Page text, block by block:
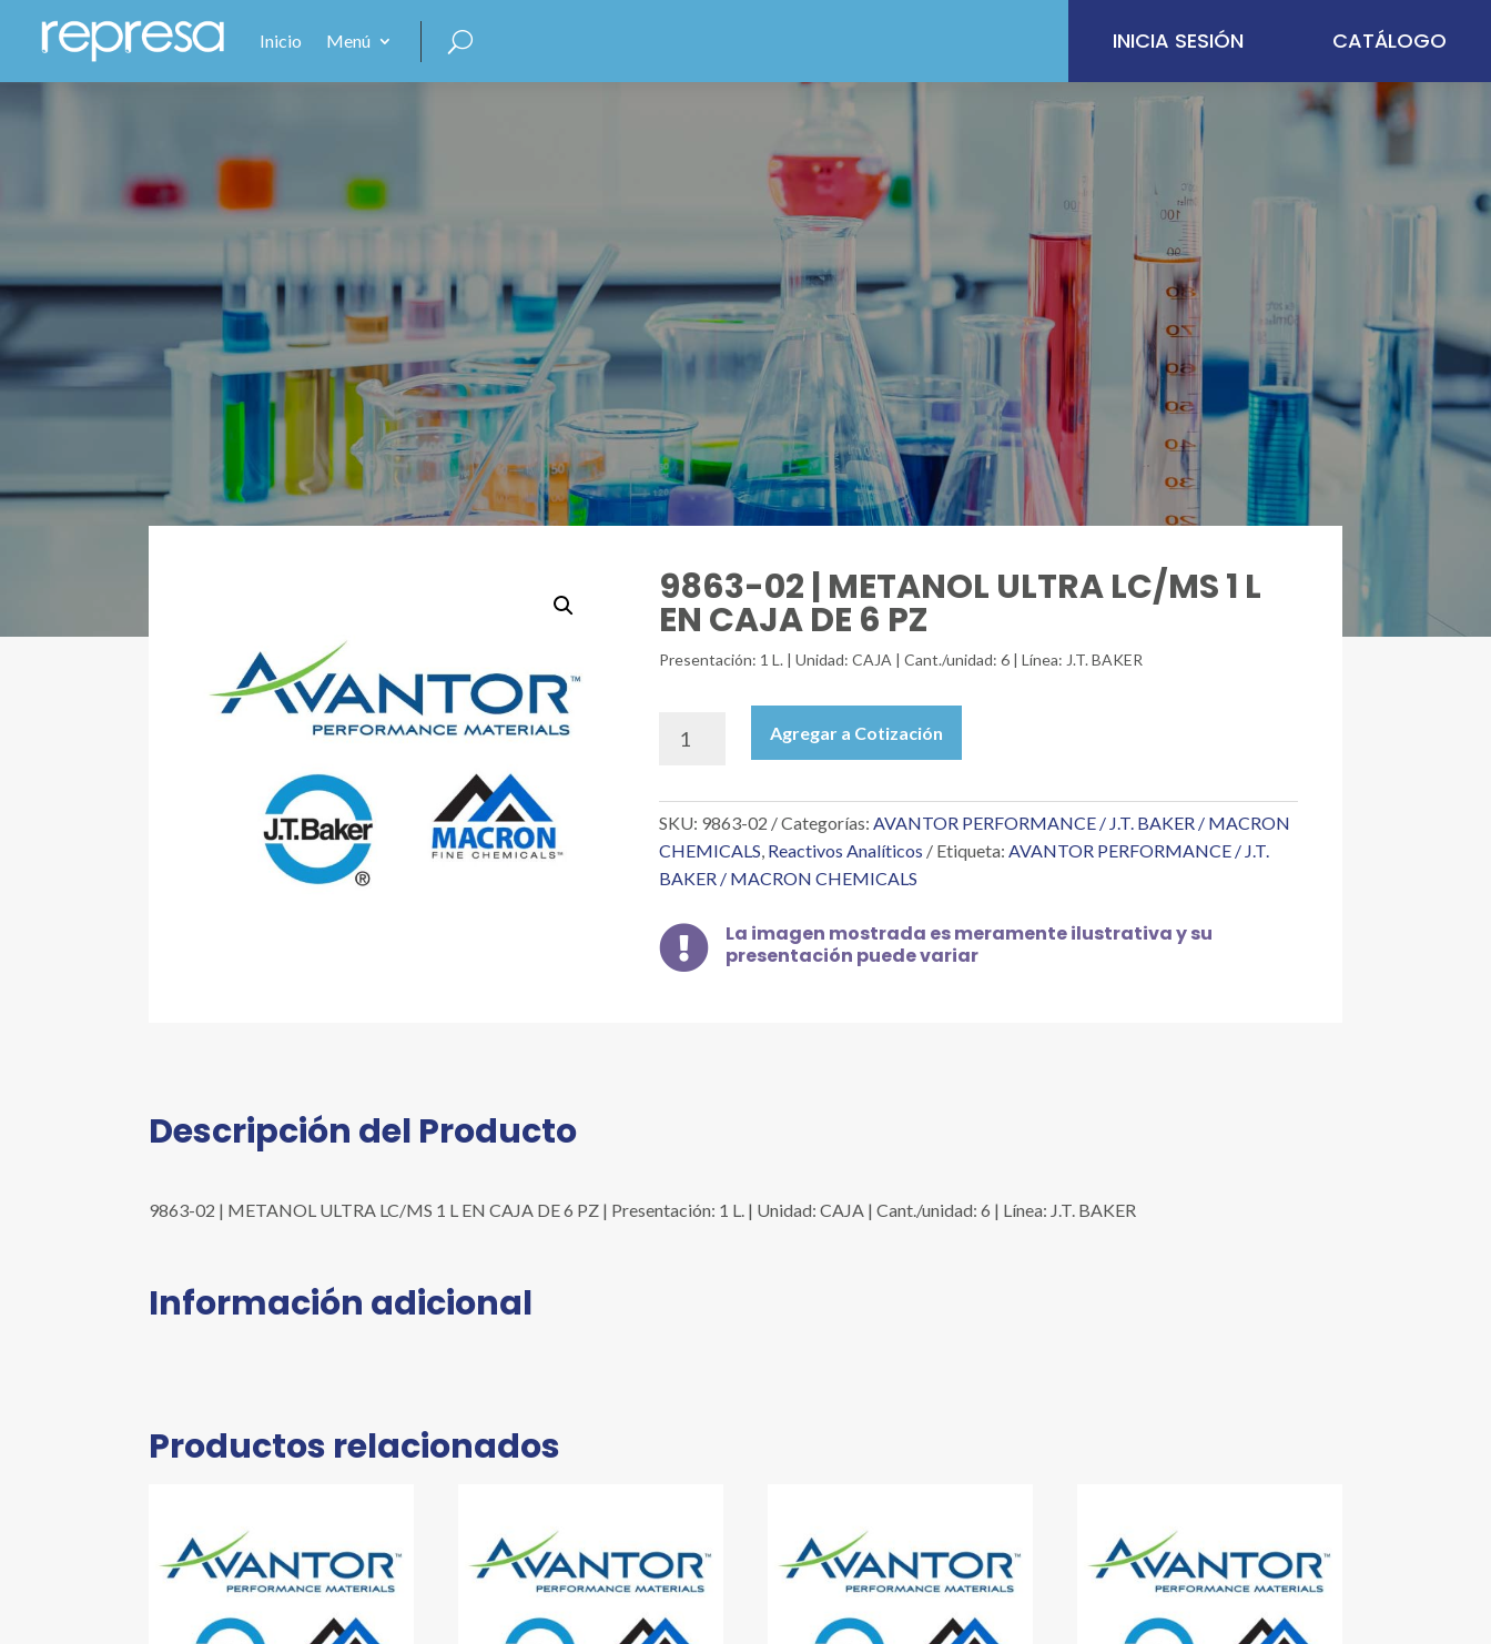
Inicio Menú INICIA SESIÓN CATÁLOGO
9863-02 | METANOL ULTRA LC/MS 1 L
EN CAJA DE 6 PZ
Presentación: 1 L. | Unidad: CAJA | Cant./unidad: 6 | Línea: J.T. BAKER
METANOL
ULTRA
LC/MS
1
EN
CAJA
DE
Agregar a Cotización
SKU: 9863-02 Categorías:AVANTOR PERFORMANCE / J.T. BAKER / MACRON
CHEMICALS, Reactivos Analíticos Etiqueta:AVANTOR PERFORMANCE / J.T.
BAKER / MACRON CHEMICALS

La imagen mostrada es meramente ilustrativa y su
presentación puede variar
Descripción del Producto
9863-02 | METANOL ULTRA LC/MS 1 L EN CAJA DE 6 PZ | Presentación: 1 L. | Unidad: CAJA | Cant./unidad: 6 | Línea: J.T. BAKER
Información adicional
Productos relacionados